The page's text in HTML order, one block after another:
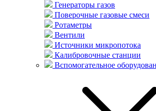
Генераторы газов
Поверочные газовые смеси
Ротаметры
Вентили
Источники микропотока
Калибровочные станции
Вспомогательное